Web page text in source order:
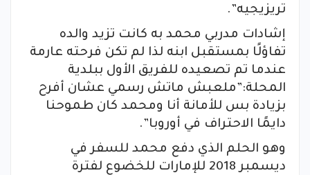
تريزيجيه”.
إشادات مدربي محمد به كانت تزيد والده
تفاؤلًا بمستقبل ابنه لذا لم تكن فرحته عارمة
عندما تم تصعيده للفريق الأول ببلدية
المحلة:”ملعبش ماتش رسمي عشان أفرح
بزيادة بس للأمانة أنا ومحمد كان طموحنا
دايمًا الاحتراف في أوروبا”.
وهو الحلم الذي دفع محمد للسفر في
ديسمبر 2018 للإمارات للخضوع لفترة